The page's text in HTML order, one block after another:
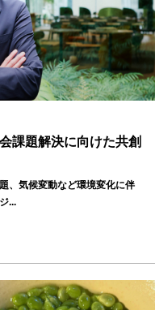
課題解決に向けた共創
、気候変動など環境変化に伴
...